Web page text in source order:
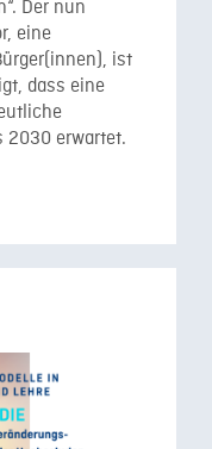
Der nun
eine
ist
dass eine
2030 erwartet.